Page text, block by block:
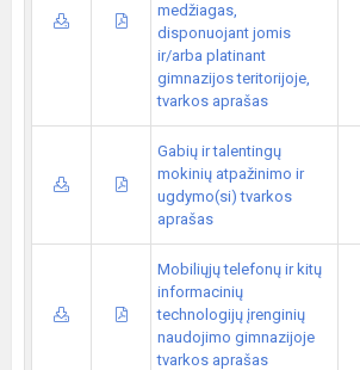
medžiagas,
disponuojant jomis
ir/arba platinant
gimnazijos teritorijoje,
tvarkos aprašas
Gabių ir talentingų
mokinių atpažinimo ir
ugdymo(si) tvarkos
aprašas
Mobiliųjų telefonų ir kitų
informacinių
technologijų įrenginių
naudojimo gimnazijoje
tvarkos aprašas